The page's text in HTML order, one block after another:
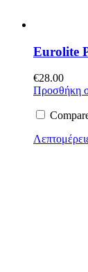
Eurolite
€28.00
Προσθήκη